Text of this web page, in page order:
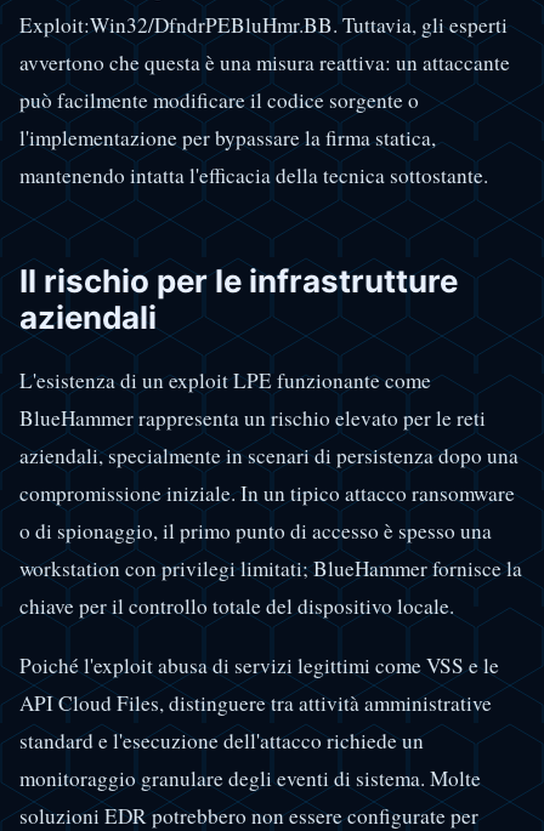
Exploit:Win32/DfndrPEBluHmr.BB. Tuttavia, gli esperti
avvertono che questa è una misura reattiva: un attaccante
può facilmente modificare il codice sorgente o
l'implementazione per bypassare la firma statica,
mantenendo intatta l'efficacia della tecnica sottostante.
Il rischio per le infrastrutture
aziendali
L'esistenza di un exploit LPE funzionante come
BlueHammer rappresenta un rischio elevato per le reti
aziendali, specialmente in scenari di persistenza dopo una
compromissione iniziale. In un tipico attacco ransomware
o di spionaggio, il primo punto di accesso è spesso una
workstation con privilegi limitati; BlueHammer fornisce la
chiave per il controllo totale del dispositivo locale.
Poiché l'exploit abusa di servizi legittimi come VSS e le
API Cloud Files, distinguere tra attività amministrative
standard e l'esecuzione dell'attacco richiede un
monitoraggio granulare degli eventi di sistema. Molte
soluzioni EDR potrebbero non essere configurate per